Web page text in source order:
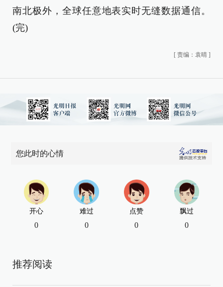
南北极外，全球任意地表实时无缝数据通信。
(完)
[ 责编：袁晴 ]
您此时的心情
开心
0
难过
0
点赞
0
飘过
0
推荐阅读